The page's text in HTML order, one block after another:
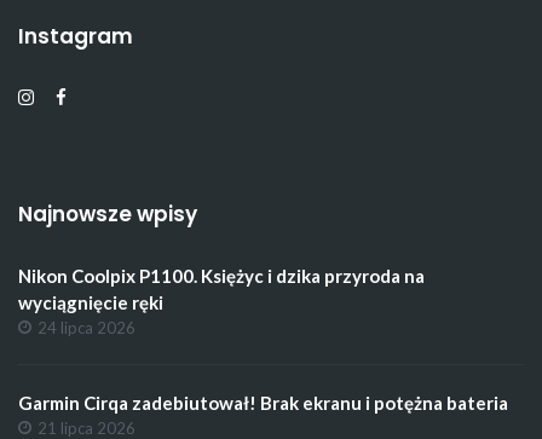
Instagram
Najnowsze wpisy
Nikon Coolpix P1100. Księżyc i dzika przyroda na
wyciągnięcie ręki
24 lipca 2026
Garmin Cirqa zadebiutował! Brak ekranu i potężna bateria
21 lipca 2026